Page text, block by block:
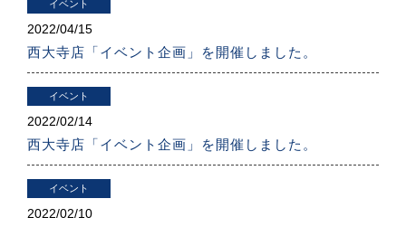
イベント
2022/04/15
西大寺店「イベント企画」を開催しました。
イベント
2022/02/14
西大寺店「イベント企画」を開催しました。
イベント
2022/02/10